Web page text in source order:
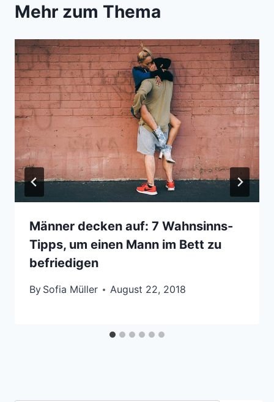
Mehr zum Thema
Männer decken auf: 7 Wahnsinns-
Tipps, um einen Mann im Bett zu
befriedigen
By Sofia Müller August 22, 2018